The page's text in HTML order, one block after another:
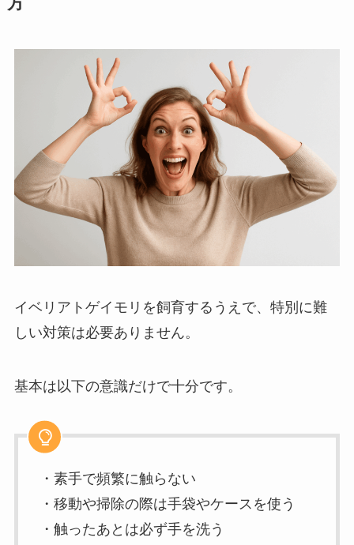
イベリアトゲイモリを飼育するうえで、特別に難
しい対策は必要ありません。
基本は以下の意識だけで十分です。
・素手で頻繁に触らない
・移動や掃除の際は手袋やケースを使う
・触ったあとは必ず手を洗う